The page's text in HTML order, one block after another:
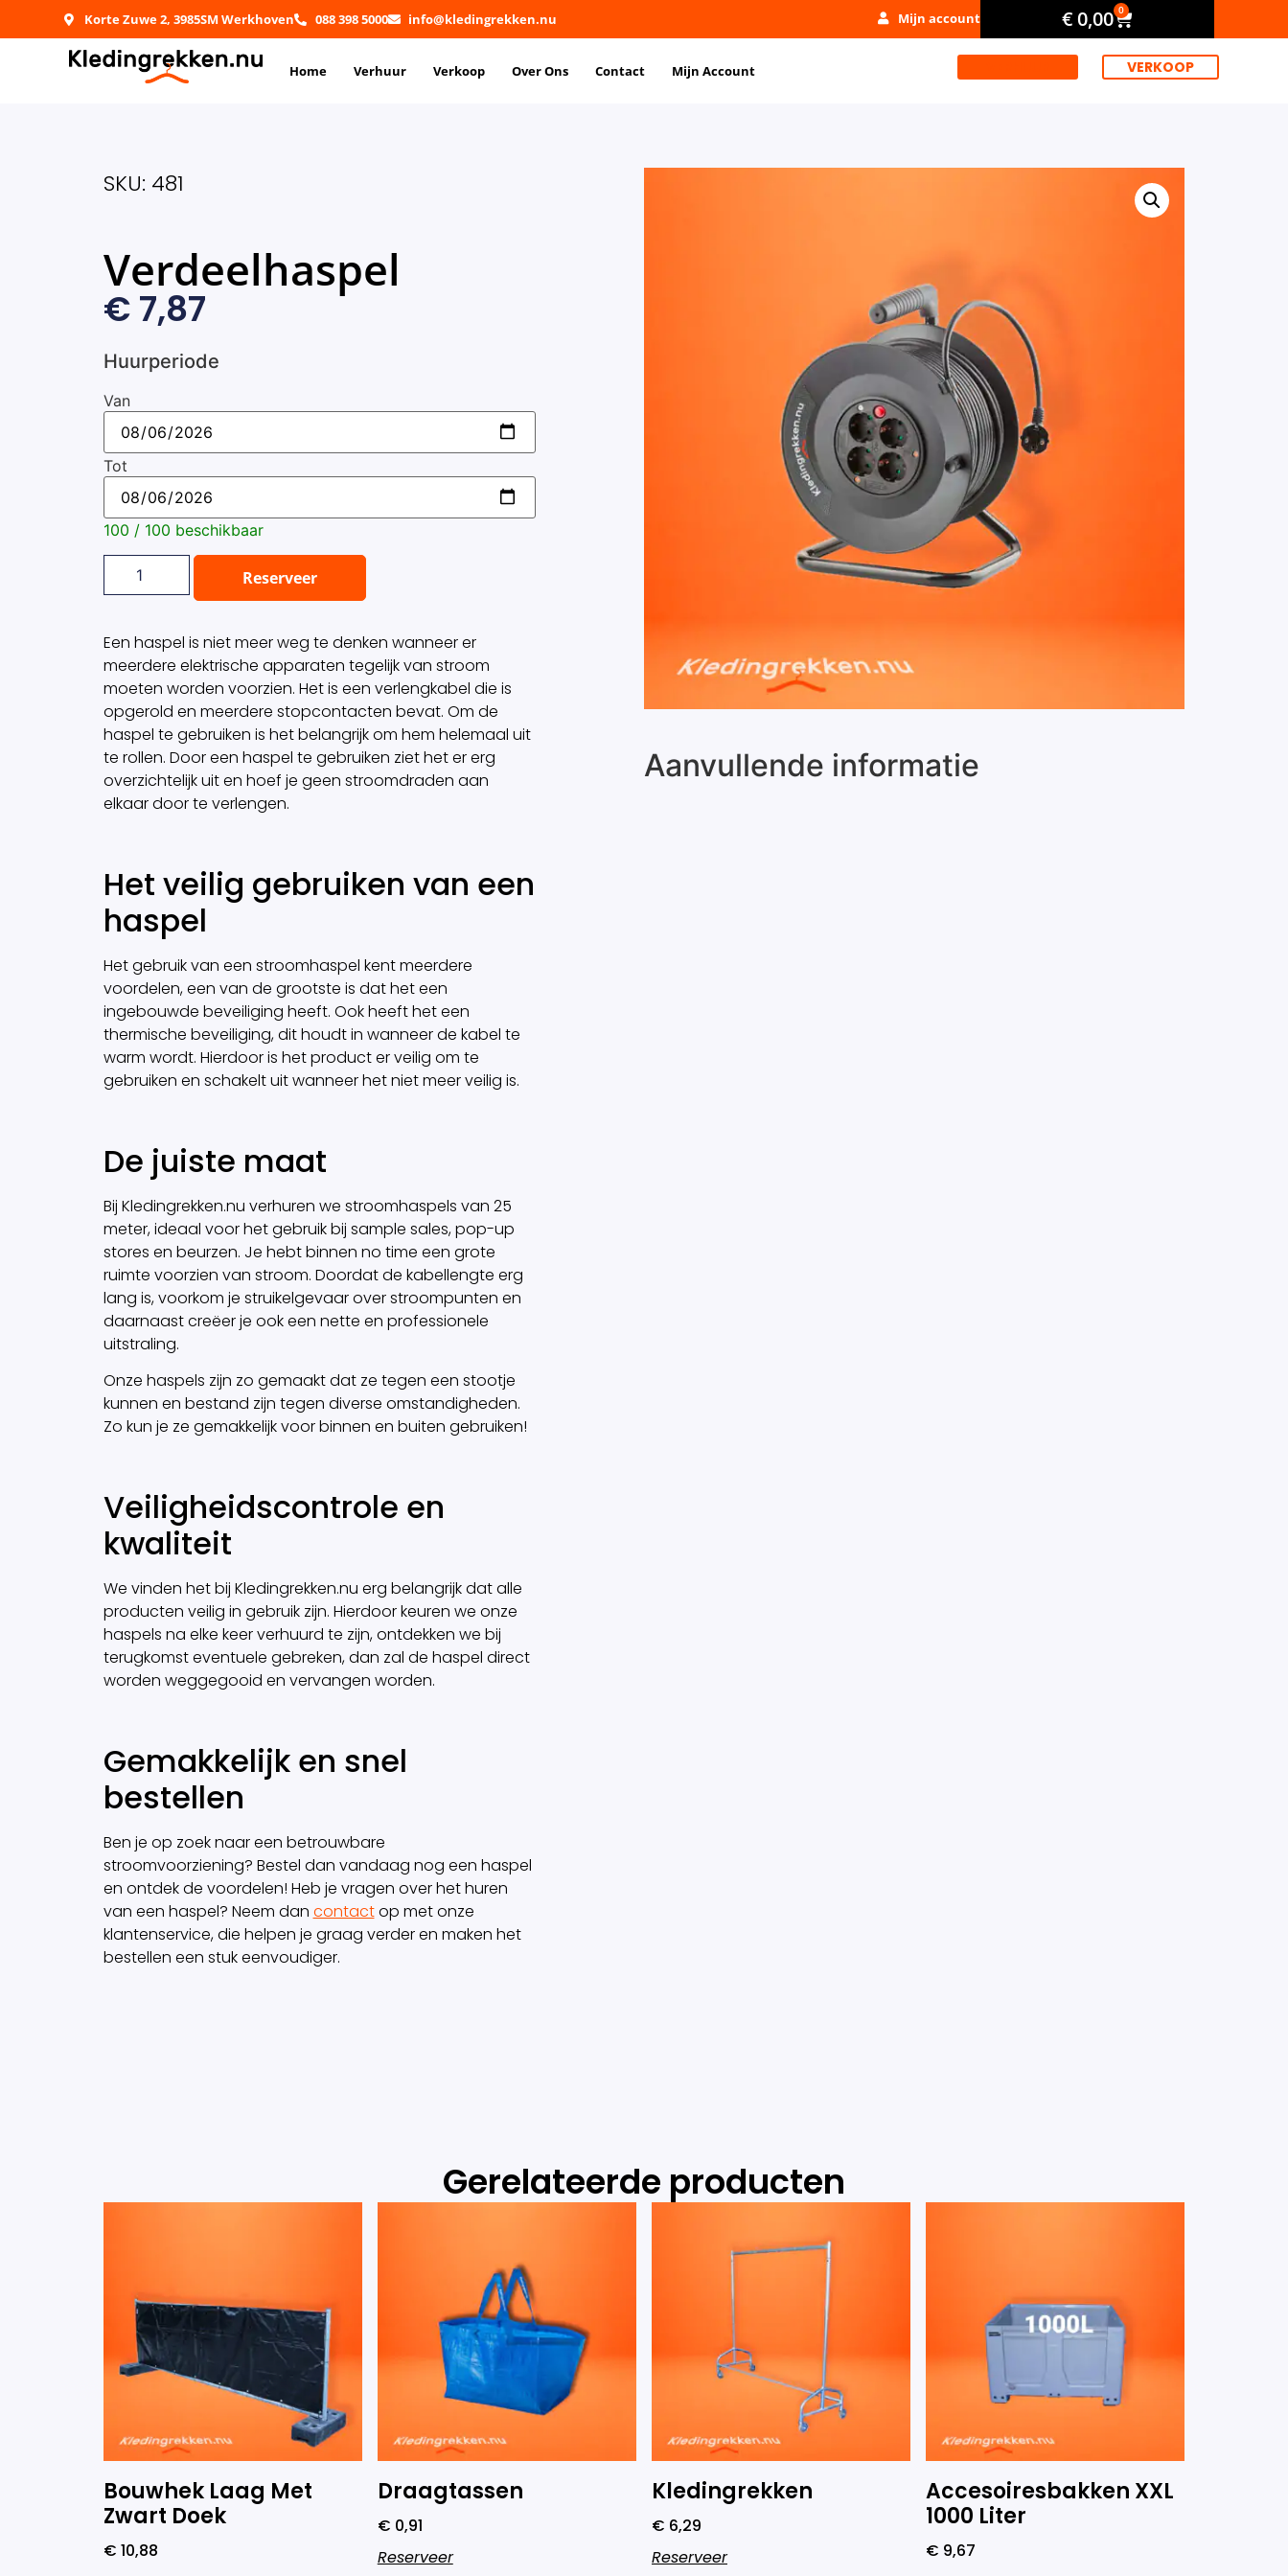
Korte Zuwe 2, 3985SM Werkhoven 088 398 5000 info@kledingrekken.nu Mijn account €0,00 0
Home Verhuur Verkoop Over Ons Contact Mijn Account VERKOOP
SKU: 481
Verdeelhaspel
€7,87
Huurperiode
Van
Tot
100 / 100 beschikbaar
Reserveer
Een haspel is niet meer weg te denken wanneer er
meerdere elektrische apparaten tegelijk van stroom
moeten worden voorzien. Het is een verlengkabel die is
opgerold en meerdere stopcontacten bevat. Om de
haspel te gebruiken is het belangrijk om hem helemaal uit
te rollen. Door een haspel te gebruiken ziet het er erg
overzichtelijk uit en hoef je geen stroomdraden aan
elkaar door te verlengen.
Het veilig gebruiken van een
haspel
Het gebruik van een stroomhaspel kent meerdere
voordelen, een van de grootste is dat het een
ingebouwde beveiliging heeft. Ook heeft het een
thermische beveiliging, dit houdt in wanneer de kabel te
warm wordt. Hierdoor is het product er veilig om te
gebruiken en schakelt uit wanneer het niet meer veilig is.
De juiste maat
Bij Kledingrekken.nu verhuren we stroomhaspels van 25
meter, ideaal voor het gebruik bij sample sales, pop-up
stores en beurzen. Je hebt binnen no time een grote
ruimte voorzien van stroom. Doordat de kabellengte erg
lang is, voorkom je struikelgevaar over stroompunten en
daarnaast creëer je ook een nette en professionele
uitstraling.
Onze haspels zijn zo gemaakt dat ze tegen een stootje
kunnen en bestand zijn tegen diverse omstandigheden.
Zo kun je ze gemakkelijk voor binnen en buiten gebruiken!
Veiligheidscontrole en
kwaliteit
We vinden het bij Kledingrekken.nu erg belangrijk dat alle
producten veilig in gebruik zijn. Hierdoor keuren we onze
haspels na elke keer verhuurd te zijn, ontdekken we bij
terugkomst eventuele gebreken, dan zal de haspel direct
worden weggegooid en vervangen worden.
Gemakkelijk en snel
bestellen
Ben je op zoek naar een betrouwbare
stroomvoorziening? Bestel dan vandaag nog een haspel
en ontdek de voordelen! Heb je vragen over het huren
van een haspel? Neem dan contactop met onze
klantenservice, die helpen je graag verder en maken het
bestellen een stuk eenvoudiger.
Aanvullende informatie
Gerelateerde producten
Bouwhek Laag Met
Zwart Doek
€ 10,88
Draagtassen
€ 0,91
Reserveer
Kledingrekken
€ 6,29
Reserveer
Accesoiresbakken XXL
1000 Liter
€ 9,67